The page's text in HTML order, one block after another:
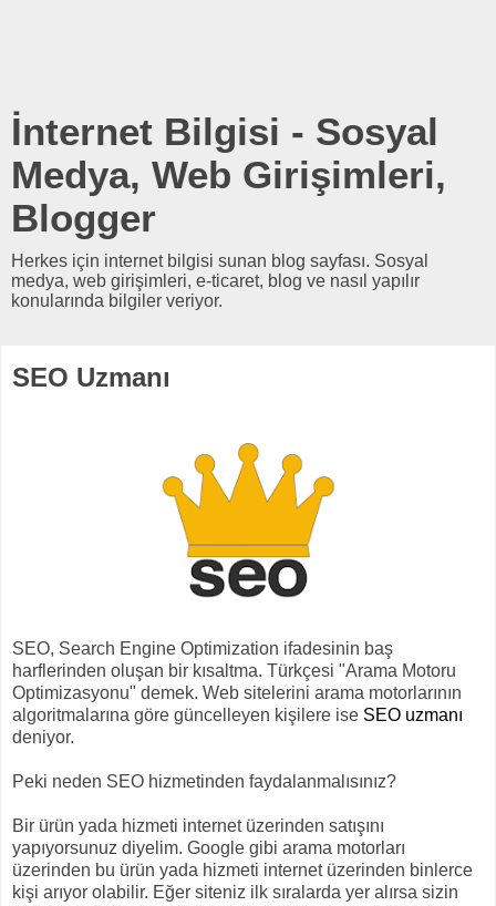
İnternet Bilgisi - Sosyal
Medya, Web Girişimleri,
Blogger
Herkes için internet bilgisi sunan blog sayfası. Sosyal
medya, web girişimleri, e-ticaret, blog ve nasıl yapılır
konularında bilgiler veriyor.
SEO Uzmanı
SEO, Search Engine Optimization ifadesinin baş
harflerinden oluşan bir kısaltma. Türkçesi "Arama Motoru
Optimizasyonu" demek. Web sitelerini arama motorlarının
algoritmalarına göre güncelleyen kişilere ise SEO uzmanı
deniyor.
Peki neden SEO hizmetinden faydalanmalısınız?
Bir ürün yada hizmeti internet üzerinden satışını
yapıyorsunuz diyelim. Google gibi arama motorları
üzerinden bu ürün yada hizmeti internet üzerinden binlerce
kişi arıyor olabilir. Eğer siteniz ilk sıralarda yer alırsa sizin